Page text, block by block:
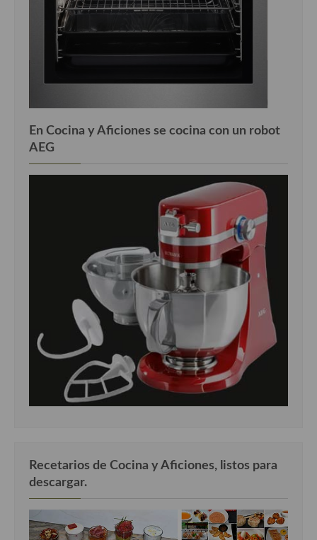
En Cocina y Aficiones se cocina con un robot
AEG
Recetarios de Cocina y Aficiones, listos para
descargar.